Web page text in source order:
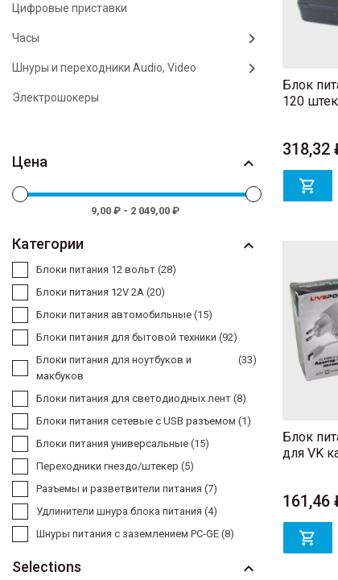
Цифровые приставки
Часы
Шнуры и переходники Audio, Video
Электрошокеры
Цена 
9,00 ₽ - 2 049,00 ₽
Категории 
Блоки питания 12 вольт (28)
Блоки питания 12V 2A (20)
Блоки питания автомобильные (15)
Блоки питания для бытовой техники (92)
Блоки питания для ноутбуков и
макбуков
(33)
Блоки питания для светодиодных лент (8)
Блоки питания сетевые с USB разъемом (1)
Блоки питания универсальные (15)
Переходники гнездо/штекер (5)
Разъемы и разветвители питания (7)
Удлинители шнура блока питания (4)
Шнуры питания с заземлением PC-GE (8)
Selections 
Блок
120
318,32

Блок
для VK
161,46
